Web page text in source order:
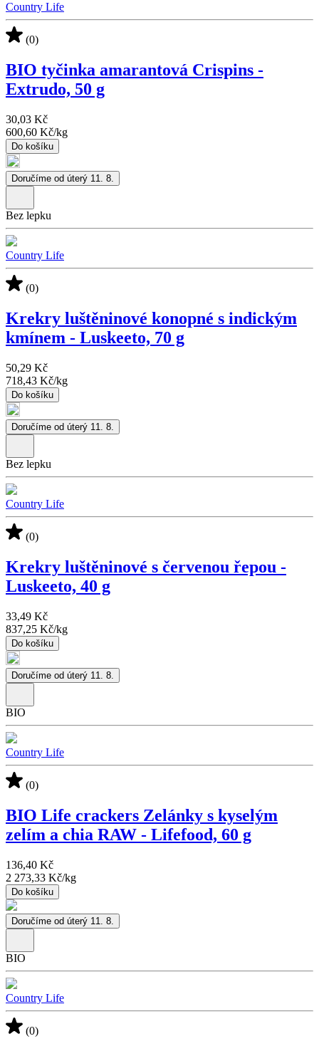
Country Life
(0)
BIO tyčinka amarantová Crispins -
Extrudo, 50 g
30,03 Kč
600,60 Kč/kg
Do košíku
Doručíme od úterý 11. 8.
Bez lepku
Country Life
(0)
Krekry luštěninové konopné s indickým
kmínem - Luskeeto, 70 g
50,29 Kč
718,43 Kč/kg
Do košíku
Doručíme od úterý 11. 8.
Bez lepku
Country Life
(0)
Krekry luštěninové s červenou řepou -
Luskeeto, 40 g
33,49 Kč
837,25 Kč/kg
Do košíku
Doručíme od úterý 11. 8.
BIO
Country Life
(0)
BIO Life crackers Zelánky s kyselým
zelím a chia RAW - Lifefood, 60 g
136,40 Kč
2 273,33 Kč/kg
Do košíku
Doručíme od úterý 11. 8.
BIO
Country Life
(0)